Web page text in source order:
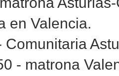
en Valencia.
Comunitaria
- matrona